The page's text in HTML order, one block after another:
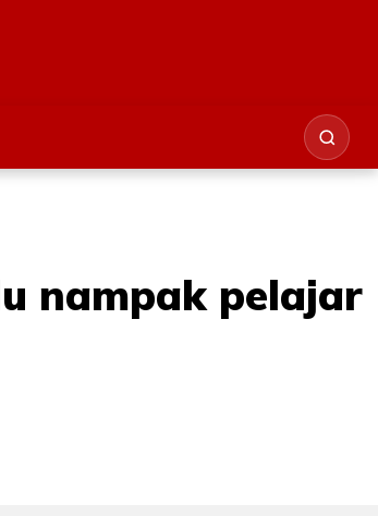
nampak pelajar